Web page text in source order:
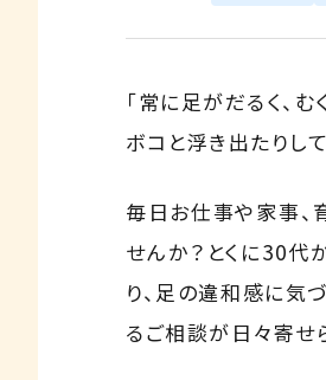
「常に足がだるく、
ボコと浮き出たりし
毎日お仕事や家事、
せんか？とくに30代
り、足の違和感に気
るご相談が日々寄せ